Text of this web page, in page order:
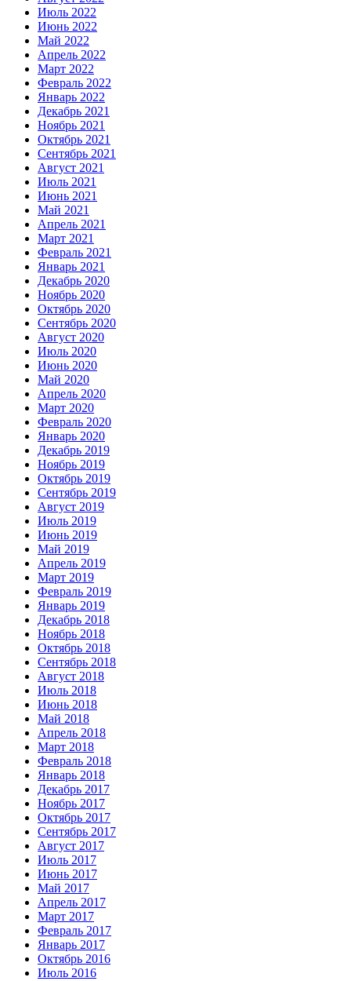
Июль 2022
Июнь 2022
Май 2022
Апрель 2022
Март 2022
Февраль 2022
Январь 2022
Декабрь 2021
Ноябрь 2021
Октябрь 2021
Сентябрь 2021
Август 2021
Июль 2021
Июнь 2021
Май 2021
Апрель 2021
Март 2021
Февраль 2021
Январь 2021
Декабрь 2020
Ноябрь 2020
Октябрь 2020
Сентябрь 2020
Август 2020
Июль 2020
Июнь 2020
Май 2020
Апрель 2020
Март 2020
Февраль 2020
Январь 2020
Декабрь 2019
Ноябрь 2019
Октябрь 2019
Сентябрь 2019
Август 2019
Июль 2019
Июнь 2019
Май 2019
Апрель 2019
Март 2019
Февраль 2019
Январь 2019
Декабрь 2018
Ноябрь 2018
Октябрь 2018
Сентябрь 2018
Август 2018
Июль 2018
Июнь 2018
Май 2018
Апрель 2018
Март 2018
Февраль 2018
Январь 2018
Декабрь 2017
Ноябрь 2017
Октябрь 2017
Сентябрь 2017
Август 2017
Июль 2017
Июнь 2017
Май 2017
Апрель 2017
Март 2017
Февраль 2017
Январь 2017
Октябрь 2016
Июль 2016